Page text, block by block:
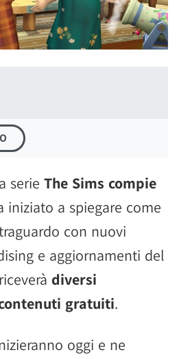
serie The Sims compie
iniziato a spiegare come
con nuovi
e aggiornamenti del
diversi
gratuiti.
oggi e ne